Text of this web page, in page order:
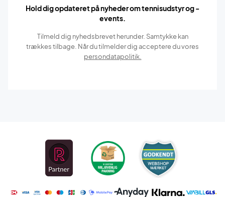
Hold dig opdateret på nyheder om tennisudstyr og -
events.
Tilmeld dig nyhedsbrevet herunder. Samtykke kan
trækkes tilbage. Når du tilmelder dig acceptere du vores
persondatapolitik.